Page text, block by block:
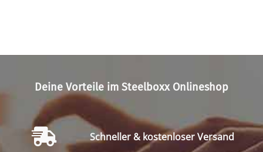
Deine Vorteile im Steelboxx Onlineshop
Schneller & kostenloser Versand